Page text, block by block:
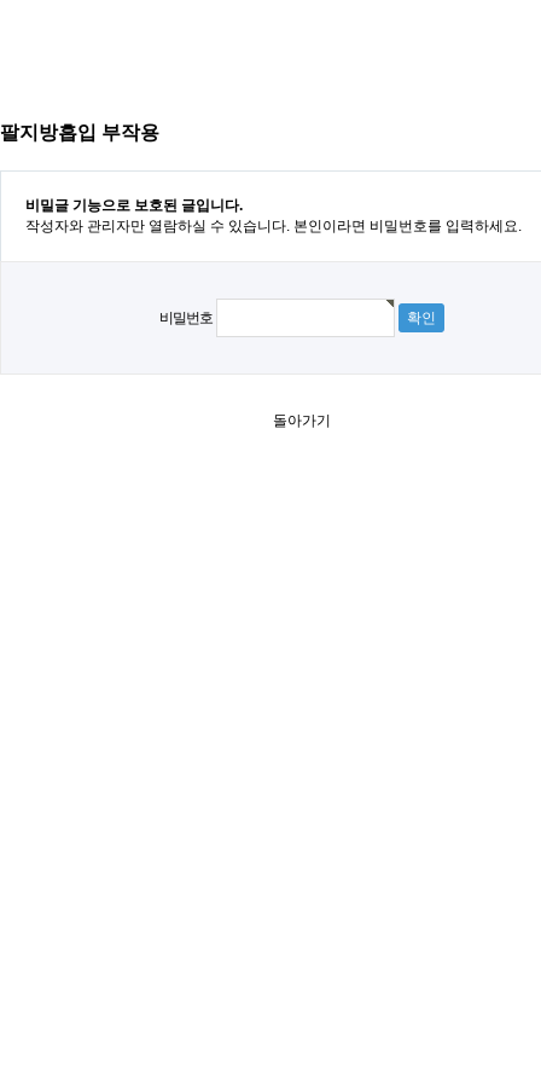
팔지방흡입 부작용
비밀글 기능으로 보호된 글입니다.
작성자와 관리자만 열람하실 수 있습니다. 본인이라면 비밀번호를 입력하세요.
비밀번호
돌아가기